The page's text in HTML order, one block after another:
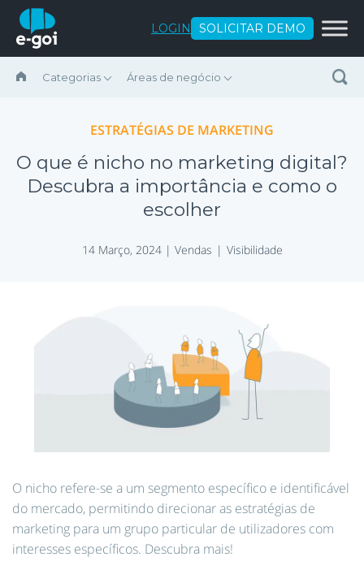
Ir para o conteúdo
LOGIN SOLICITAR DEMO
Categorias Áreas de negócio
ESTRATÉGIAS DE MARKETING
O que é nicho no marketing digital?
Descubra a importância e como o
escolher
14 Março, 2024 | Vendas Visibilidade
O nicho refere-se a um segmento específico e identificável
do mercado, permitindo direcionar as estratégias de
marketing para um grupo particular de utilizadores com
interesses específicos. Descubra mais!